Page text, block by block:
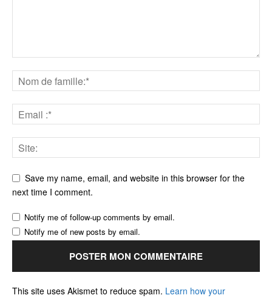
Save my name, email, and website in this browser for the
next time I comment.
Notify me of follow-up comments by email.
Notify me of new posts by email.
This site uses Akismet to reduce spam. Learn how your